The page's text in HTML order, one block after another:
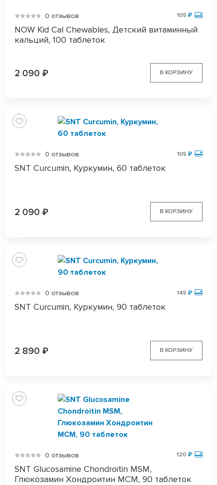
0 отзывов 105 ₽
NOW Kid Cal Chewables, Детский витаминный
кальций, 100 таблеток
2 090 ₽ В КОРЗИНУ
0 отзывов 105 ₽
SNT Curcumin, Куркумин, 60 таблеток
2 090 ₽ В КОРЗИНУ
0 отзывов 145 ₽
SNT Curcumin, Куркумин, 90 таблеток
2 890 ₽ В КОРЗИНУ
0 отзывов 120 ₽
SNT Glucosamine Chondroitin MSM,
Глюкозамин Хондроитин МСМ, 90 таблеток